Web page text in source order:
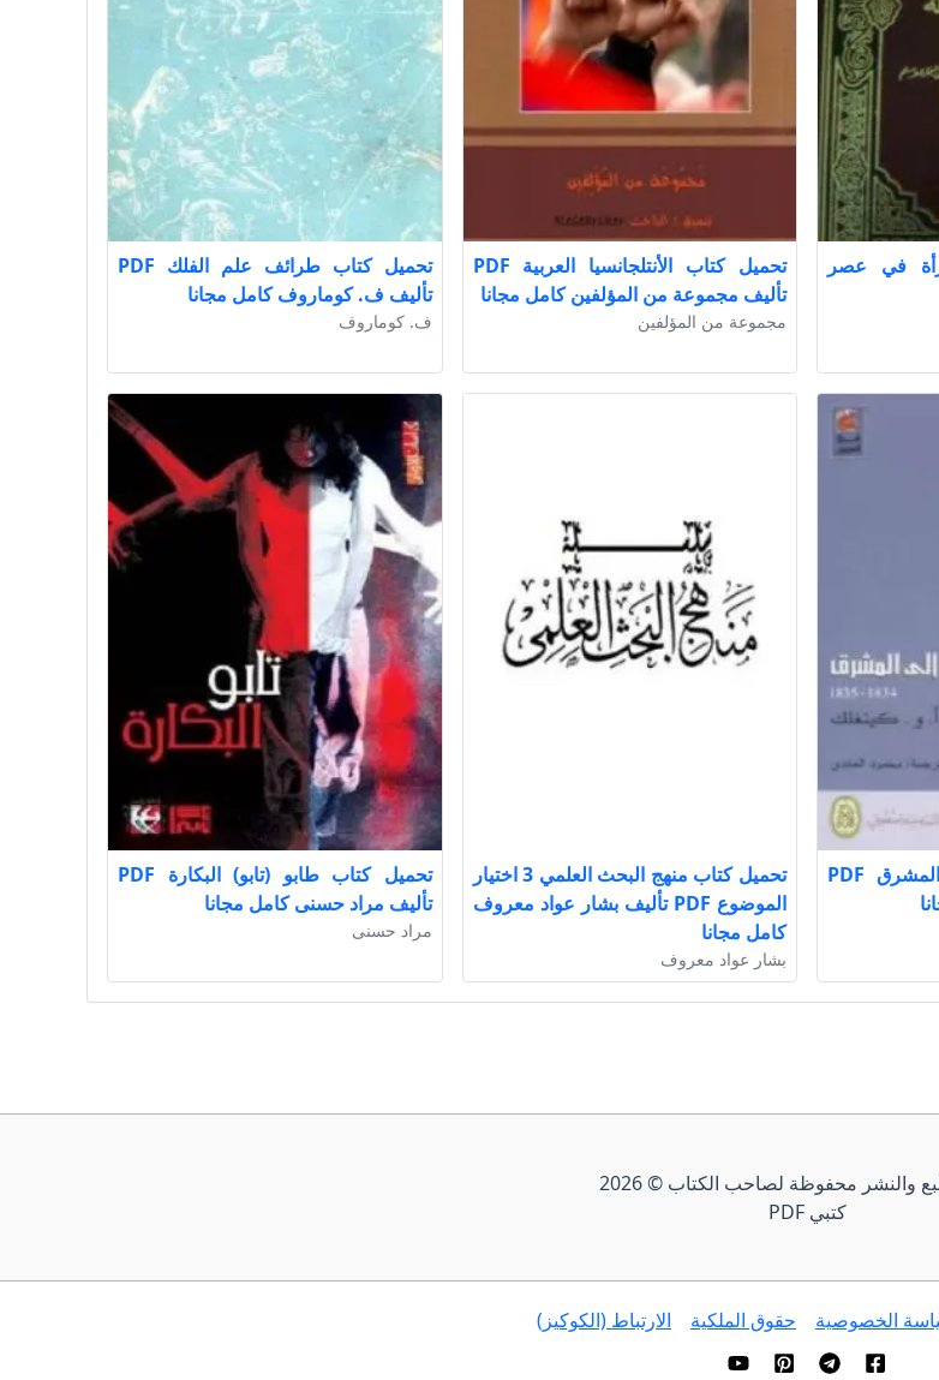
في عصر
تحميل كتاب الأنتلجانسيا العربية PDF
تأليف مجموعة من المؤلفين كامل مجانا
مجموعة من المؤلفين
تحميل كتاب طرائف علم الفلك PDF
تأليف ف. كوماروف كامل مجانا
ف. كوماروف
تحميل كتاب رحلة إلى المشرق PDF
تحميل كتاب منهج البحث العلمي 3 اختيار
الموضوع PDF تأليف بشار عواد معروف
كامل مجانا
بشار عواد معروف
تحميل كتاب طابو (تابو) البكارة PDF
تأليف مراد حسنى كامل مجانا
مراد حسنى
حقوق الطبع والنشر محفوظة لصاحب الكتاب © 2026
كتبي PDF
الخصوصية حقوق الملكية الارتباط (الكوكيز)